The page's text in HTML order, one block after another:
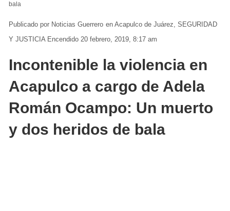
bala
Noticias Guerrero en Acapulco de Juárez SEGURIDAD
Y JUSTICIA Encendido 20 febrero, 2019, 8:17 am
Incontenible la violencia en
Acapulco a cargo de Adela
Román Ocampo: Un muerto
y dos heridos de bala